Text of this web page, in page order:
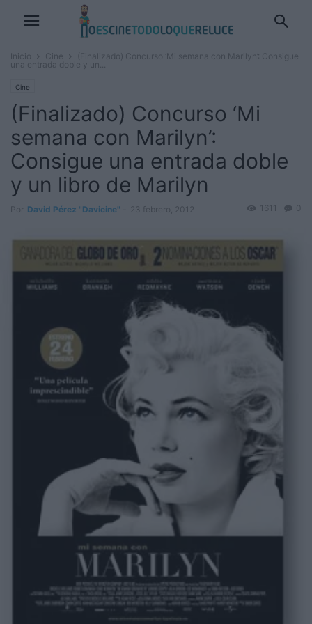
Inicio Cine
(Finalizado) Concurso ‘Mi semana con Marilyn’: Consigue
una entrada doble y un...
Cine
(Finalizado) Concurso ‘Mi
semana con Marilyn’:
Consigue una entrada doble
y un libro de Marilyn
Por David Pérez "Davicine" 23 febrero, 2012 0
1611